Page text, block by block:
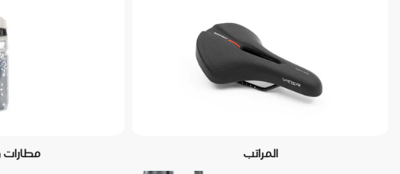
المراتب مطارات